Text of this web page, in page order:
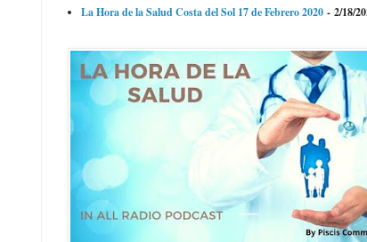
La Hora de la Salud Costa del Sol 17 de Febrero 2020 - 2/18/